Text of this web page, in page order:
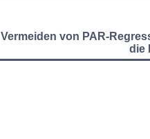
Vermeiden von PAR-
die